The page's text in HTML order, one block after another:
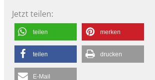
Jetzt teilen:
teilen merken
teilen drucken
E-Mail